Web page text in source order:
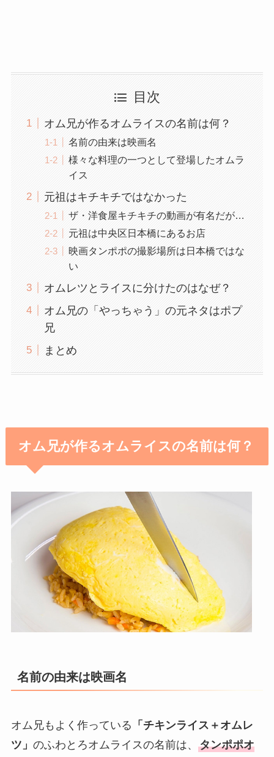
目次
オム兄が作るオムライスの名前は何？
名前の由来は映画名
様々な料理の一つとして登場したオムラ
イス
元祖はキチキチではなかった
ザ・洋食屋キチキチの動画が有名だが…
元祖は中央区日本橋にあるお店
映画タンポポの撮影場所は日本橋ではな
い
オムレツとライスに分けたのはなぜ？
オム兄の「やっちゃう」の元ネタはポプ
兄
まとめ
オム兄が作るオムライスの名前は何？
名前の由来は映画名
オム兄もよく作っている 「チキンライス＋オムレ
ツ」 のふわとろオムライスの名前は、 タンポポオ